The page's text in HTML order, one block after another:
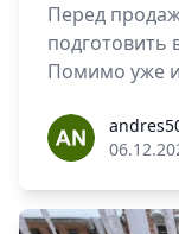
Перед
подготовить
Помимо уже
andres500